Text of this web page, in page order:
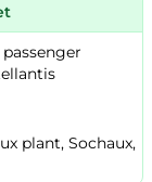
plant, Sochaux,